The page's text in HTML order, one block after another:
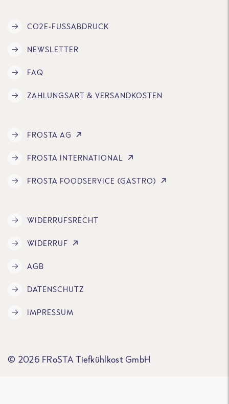
CO2E-FUSSABDRUCK
NEWSLETTER
FAQ
ZAHLUNGSART & VERSANDKOSTEN
FROSTA AG
FROSTA INTERNATIONAL
FROSTA FOODSERVICE (GASTRO)
WIDERRUFSRECHT
WIDERRUF
AGB
DATENSCHUTZ
IMPRESSUM
© 2026 FRoSTA Tiefkühlkost GmbH